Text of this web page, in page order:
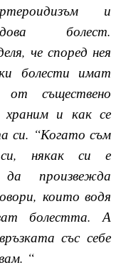
и
болест.
че според нея
болести имат
от съществено
храним и как се
си. “Когато съм
си, някак си е
произвежда
които водя
болестта. А
със себе
“